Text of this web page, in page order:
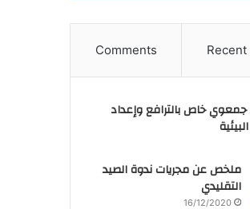
Recent
Comments
خاص بالترافع وإعداد
ملخص عن مجريات ندوة الصيد
التقليدي
16/12/2020